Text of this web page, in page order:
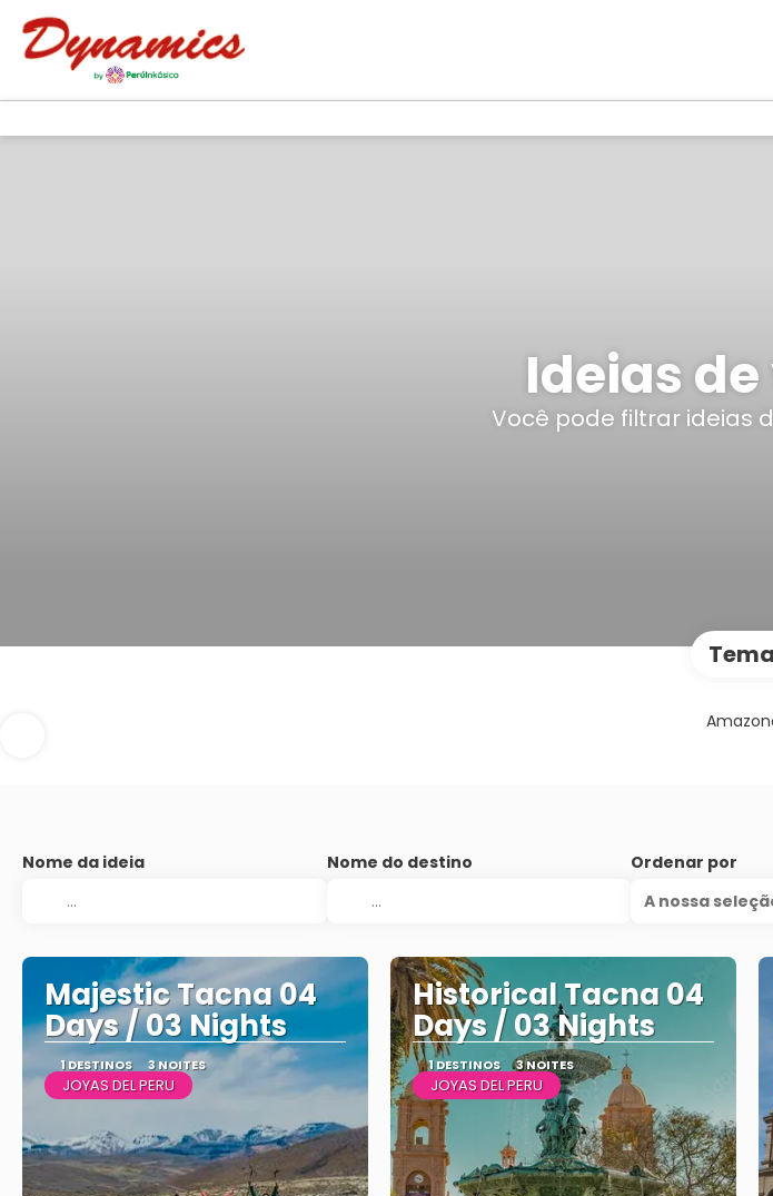
Ideias
Você pode filtrar ideias
Nome da ideia Nome do destino
Ordenar por
A nossa
Majestic Tacna 04
Days / 03 Nights
1 DESTINOS 3 NOITES
JOYAS DEL PERU
Historical Tacna 04
Days / 03 Nights
1 DESTINOS 3 NOITES
JOYAS DEL PERU